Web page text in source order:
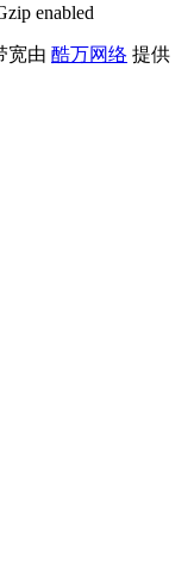
enabled
宽由 酷万网络 提供